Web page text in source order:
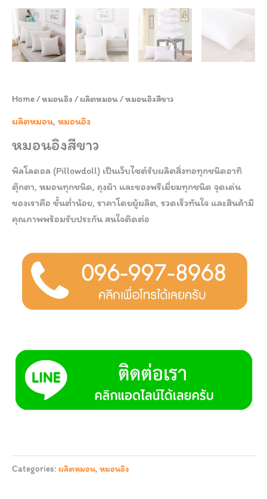
Home/หมอนอิง / ผลิตหมอน/ หมอนอิงสีขาว
ผลิตหมอน, หมอนอิง
หมอนอิงสีขาว
พิลโลดอล (Pillowdoll) เป็นเว็บไซต์รับผลิตสิ่งทอทุกชนิดอาทิ
ตุ๊กตา, หมอนทุกชนิด, ถุงผ้า และของพรีเมี่ยมทุกชนิด จุดเด่น
ของเราคือ ขั้นต่ำน้อย, ราคาโดยผู้ผลิต, รวดเร็วทันใจ และสินค้ามี
คุณภาพพร้อมรับประกัน สนใจติดต่อ
Categories: ผลิตหมอน, หมอนอิง